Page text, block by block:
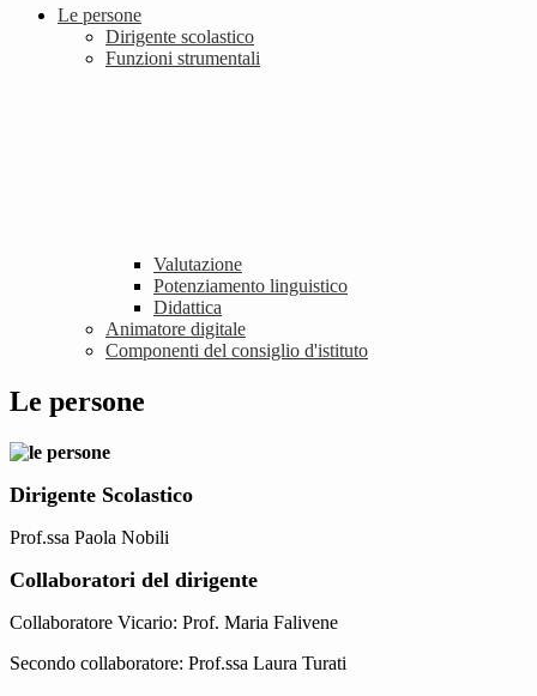
Le persone
Dirigente scolastico
Funzioni strumentali
Valutazione
Potenziamento linguistico
Didattica
Animatore digitale
Componenti del consiglio d'istituto
Le persone
Dirigente Scolastico
Prof.ssa Paola Nobili
Collaboratori del dirigente
Collaboratore Vicario: Prof. Maria Falivene
Secondo collaboratore: Prof.ssa Laura Turati